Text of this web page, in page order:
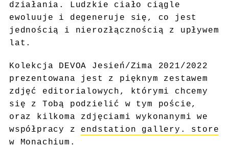
działania. Ludzkie ciało ciągle
ewoluuje i degeneruje się, co jest
jednością i nierozłącznością z upływem
lat.
Kolekcja DEVOA Jesień/Zima 2021/2022
prezentowana jest z pięknym zestawem
zdjęć editorialowych, którymi chcemy
się z Tobą podzielić w tym poście,
oraz kilkoma zdjęciami wykonanymi we
współpracy z endstation gallery. store
w Monachium.